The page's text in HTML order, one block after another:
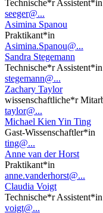
Technische*r Assistent*in
seeger@...
Asimina Spanou
Praktikant*in
Asimina.Spanou@...
Sandra Stegemann
Technische*r Assistent*in
stegemann@...
Zachary Taylor
wissenschaftliche*r
taylor@...
Michael Kien Yin Ting
Gast-Wissenschaftler*in
ting@...
Anne van der Horst
Praktikant*in
anne.vanderhorst@...
Claudia Voigt
Technische*r Assistent*in
voigt@...